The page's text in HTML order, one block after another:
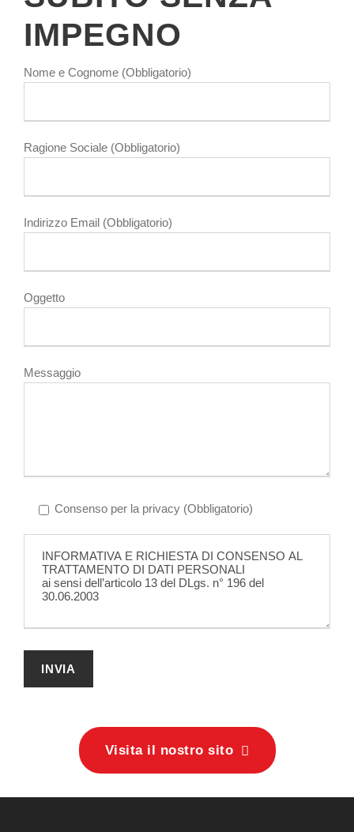
IMPEGNO
Nome e Cognome (Obbligatorio)
Ragione Sociale (Obbligatorio)
Indirizzo Email (Obbligatorio)
Oggetto
Messaggio
Consenso per la privacy (Obbligatorio)
Visita il nostro sito